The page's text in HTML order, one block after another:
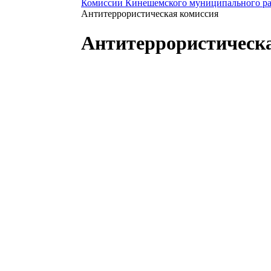
Комиссии Кинешемского муниципального
Антитеррористическая комиссия